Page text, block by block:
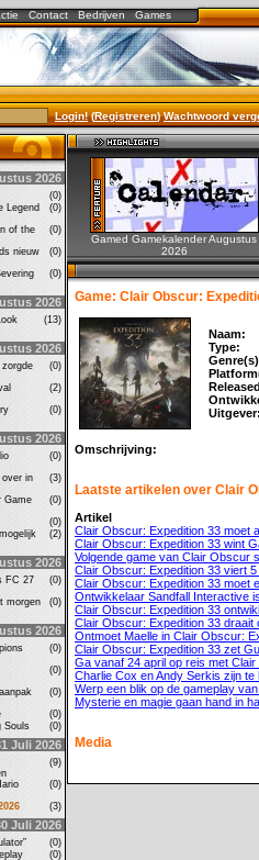
Contact Bedrijven Games
Login!(Registreren)Wachtwoord
2026
(0)
Legend
(0)
of the
(0)
nieuw
(0)
(0)
2026
(13)
2026
zorgde
(0)
(2)
(0)
2026
(0)
over in
(3)
Game
(0)
(0)
(2)
2026
FC 27
(0)
morgen
(0)
2026
(0)
(0)
(0)
(0)
Souls
(0)
Juli 2026
(9)
(0)
(3)
Juli 2026
(0)
(0)
Gamed Gamekalender Augustus
2026
Game: Clair Obscur:
Naam:
Type:
Omschrijving:
Laatste artikelen over Clair
Artikel
Clair Obscur: Expedition 33 moet
Clair Obscur: Expedition 33 wint
Volgende game van Clair Obscur
Clair Obscur: Expedition 33 viert
Clair Obscur: Expedition 33 moet
Ontwikkelaar Sandfall Interactive
Clair Obscur: Expedition 33
Clair Obscur: Expedition 33 draait
Ontmoet Maelle in Clair Obscur:
Clair Obscur: Expedition 33 zet
Ga vanaf 24 april op reis met
Charlie Cox en Andy Serkis zijn
Werp een blik op de gameplay
Mysterie en magie gaan hand in
Media